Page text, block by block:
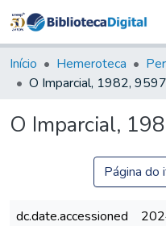
Início Hemeroteca
O Imparcial, 1982, 9597
O Imparcial,
Página do
dc.date.accessioned